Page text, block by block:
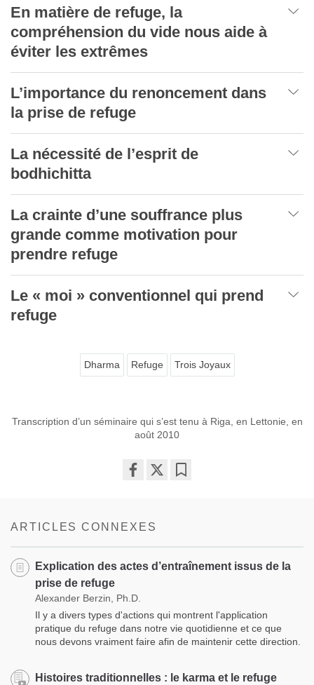
En matière de refuge, la
compréhension du vide nous aide à
éviter les extrêmes
L’importance du renoncement dans
la prise de refuge
La nécessité de l’esprit de
bodhichitta
La crainte d’une souffrance plus
grande comme motivation pour
prendre refuge
Le « moi » conventionnel qui prend
refuge
Dharma Refuge Trois Joyaux
Transcription d’un séminaire qui s’est tenu à Riga, en Lettonie, en
août 2010
ARTICLES CONNEXES
Explication des actes d’entraînement issus de la
prise de refuge
Alexander Berzin, Ph.D.
Il y a divers types d'actions qui montrent l'application
pratique du refuge dans notre vie quotidienne et ce que
nous devons vraiment faire afin de maintenir cette direction.
Histoires traditionnelles : le karma et le refuge